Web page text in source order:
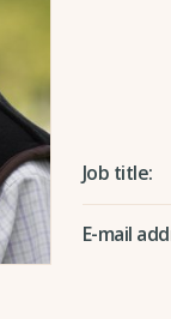
Job title:
E-mail